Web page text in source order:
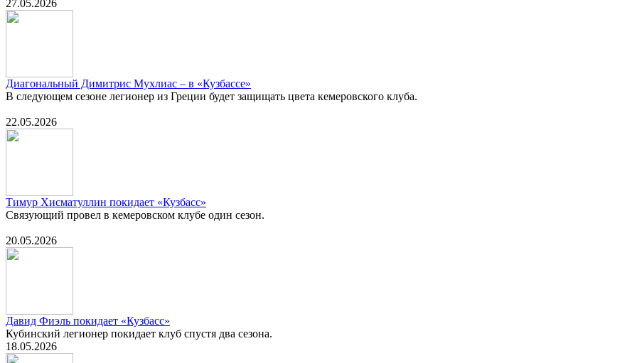
27.05.2026
Диагональный Димитрис Мухлиас – в «Кузбассе»
В следующем сезоне легионер из Греции будет защищать цвета кемеровского клуба.
22.05.2026
Тимур Хисматуллин покидает «Кузбасс»
Связующий провел в кемеровском клубе один сезон.
20.05.2026
Давид Фиэль покидает «Кузбасс»
Кубинский легионер покидает клуб спустя два сезона.
18.05.2026